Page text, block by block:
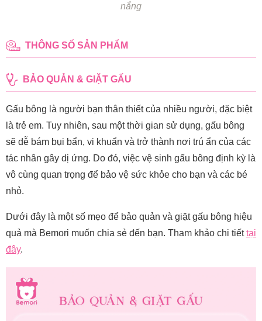
nắng
THÔNG SỐ SẢN PHẨM
BẢO QUẢN & GIẶT GẤU
Gấu bông là người bạn thân thiết của nhiều người, đặc biệt
là trẻ em. Tuy nhiên, sau một thời gian sử dụng, gấu bông
sẽ dễ bám bụi bẩn, vi khuẩn và trở thành nơi trú ẩn của các
tác nhân gây dị ứng. Do đó, việc vệ sinh gấu bông định kỳ là
vô cùng quan trọng để bảo vệ sức khỏe cho bạn và các bé
nhỏ.
Dưới đây là một số mẹo để bảo quản và giặt gấu bông hiệu
quả mà Bemori muốn chia sẻ đến bạn. Tham khảo chi tiếttại
đây.